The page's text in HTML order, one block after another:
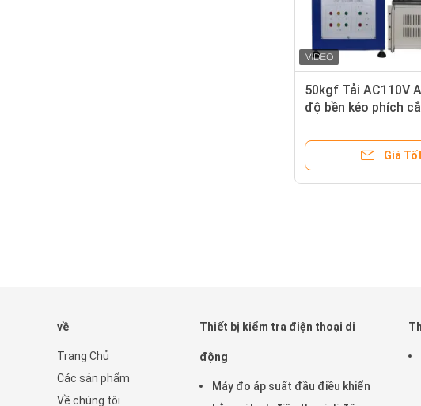
50kgf Tải AC110V
độ bền kéo phích
Giá
về
Trang Chủ
Các sản phẩm
Về chúng tôi
Thiết bị kiểm tra điện thoại di
động
Máy đo áp suất đầu điều khiển